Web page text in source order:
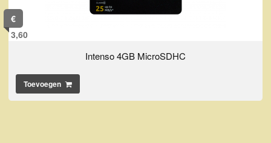
€
3,60
Intenso 4GB MicroSDHC
Toevoegen